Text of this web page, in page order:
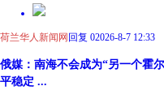
荷兰华人新闻网回复 02026-8-7 12:33
俄媒：南海不会成为“另一个霍
平稳定 ...